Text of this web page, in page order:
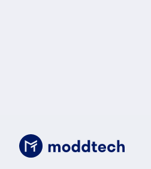
Video Vigilancia/NVR